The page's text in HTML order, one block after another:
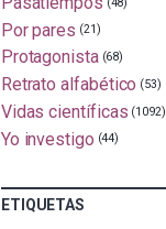
Por pares (21)
Protagonista (68)
Retrato alfabético (53)
Vidas científicas (1092)
Yo investigo (44)
ETIQUETAS